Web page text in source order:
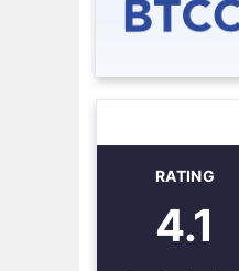
RATING
4.1